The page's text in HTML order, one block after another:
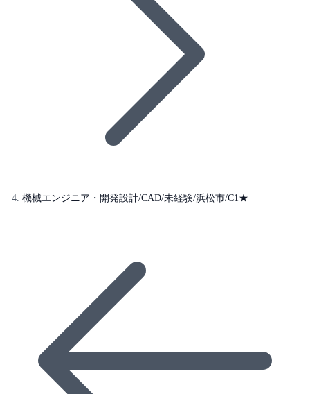
機械エンジニア・開発設計/CAD/未経験/浜松市/C1★